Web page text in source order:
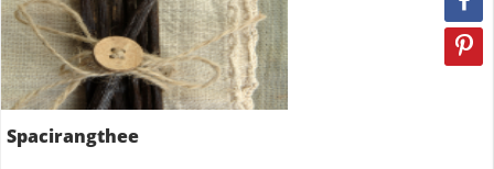
Spacirangthee